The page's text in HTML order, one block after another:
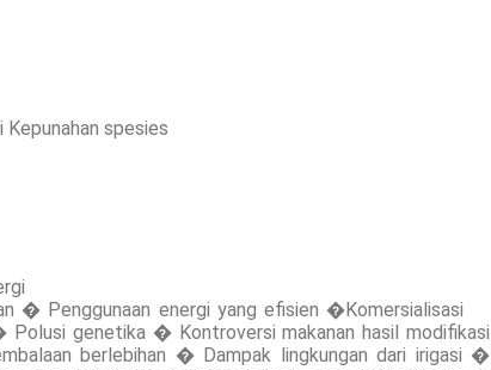
spesies
� Penggunaan energi yang efisien �Komersialisasi
Polusi genetika � Kontroversi makanan hasil modifikasi
berlebihan � Dampak lingkungan dari irigasi �